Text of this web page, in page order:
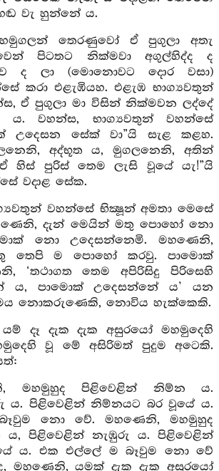
වැ හුන්නේ ය.
තෙරණුවෝ ඒ පුගුලා අතැ
පිටතට නික්මවා අගුල්හිද්ද ද
ද ලා (මොනොවට දොර වසා)
කරා එළැඹියහ. එළැඹ භාග්‍යවතුන්
ඒ පුගුලා මා විසින් නික්මවන ලද්දේ
ය. වහන්ස, භාග්‍යවතුන් වහන්සේ
උදෙසන සේක් වා”යි සැළ කළහ.
අද්භූත ය, මුගලනෙනි, අතින්
පුරිස් තෙම ලැසි වූයේ යැ!”යි
වදාළ සේක.
වහන්සේ භික්‍ෂූන් අමතා මෙසේ
දැන් මෙයින් මතු පොහෝ නො
නො උදෙසන්නෙමි. මහණෙනි,
තෙපි ම පොහෝ කරවු. පාමොක්
‘තථාගත තෙම අපිරිසිදු පිරිසෙහි
ය, පාමොක් උදෙසන්නේ ය’ යන
නොකරුණෙකි, නොවිය හැක්කෙකි.
දෑ දැක දැක අසුරයෝ මහමුදෙහි
වූ මේ අසිරිමත් පුදුම අටෙකි.
මහමුහුද පිළිවෙළින් නිම්න ය.
ය. පිළිවෙළින් නිම්නයට බර වූයේ ය.
නො වේ. මහණෙනි, මහමුහුද
ය, පිළිවෙළින් නැඹුරු ය. පිළිවෙළින්
ය. එක එල්ලේ ම බෑවුම නො වේ
මහණෙනි, යමක් දැක දැක අසුරයෝ